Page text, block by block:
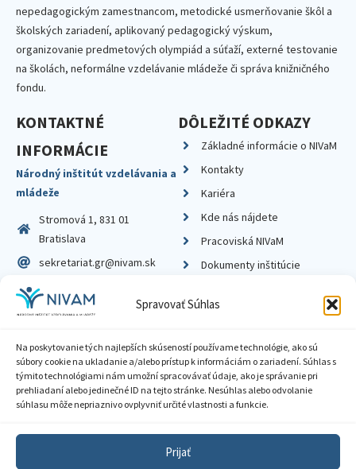
Spravovať Súhlas
Na poskytovanie tých najlepších skúseností používame technológie, ako sú
súbory cookie na ukladanie a/alebo prístup k informáciám o zariadení. Súhlas s
týmito technológiami nám umožní spracovávať údaje, ako je správanie pri
prehliadaní alebo jedinečné ID na tejto stránke. Nesúhlas alebo odvolanie
súhlasu môže nepriaznivo ovplyvniť určité vlastnosti a funkcie.
Prijať
nepedagogickým zamestnancom, metodické usmerňovanie škôl a
školských zariadení, aplikovaný pedagogický výskum,
organizovanie predmetových olympiád a súťaží, externé testovanie
na školách, neformálne vzdelávanie mládeže či správa knižničného
fondu.
KONTAKTNÉ
INFORMÁCIE
Národný inštitút vzdelávania a
mládeže
Stromová 1, 831 01
Bratislava
sekretariat.gr@nivam.sk
IČO: 00164348
DIČ: 2020798714
DÔLEŽITÉ ODKAZY
Základné informácie o NIVaM
Kontakty
Kariéra
Kde nás nájdete
Pracoviská NIVaM
Dokumenty inštitúcie
Zásady ochrany súkromia
Sprístupnenie informácií